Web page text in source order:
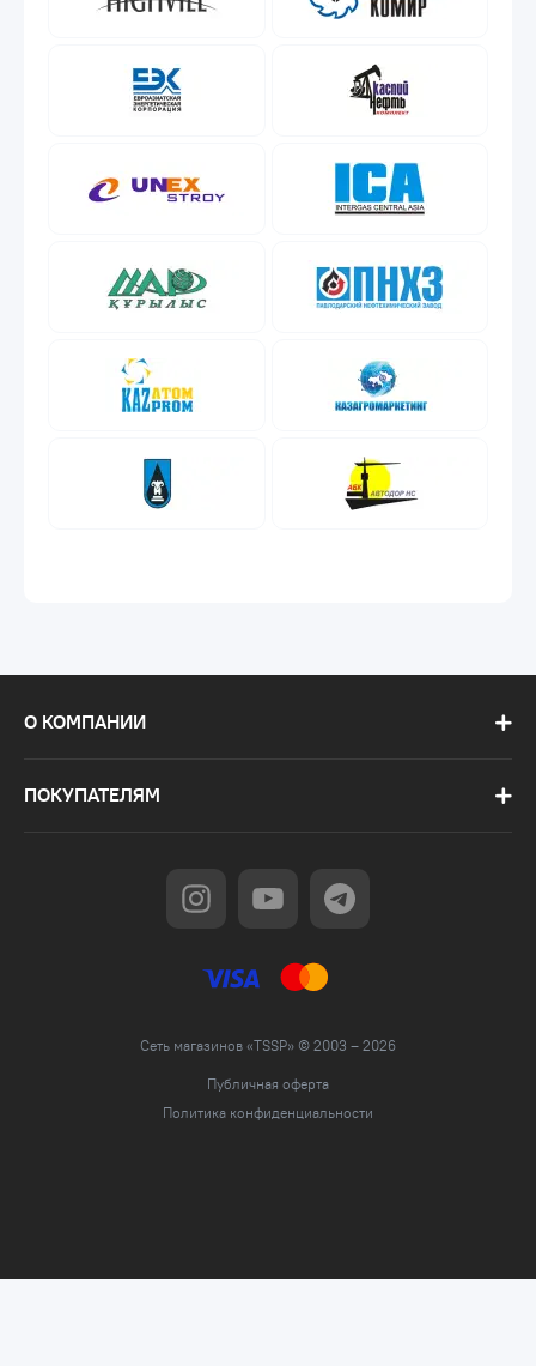
О КОМПАНИИ
ПОКУПАТЕЛЯМ
Сеть магазинов «TSSP» © 2003 – 2026
Публичная оферта
Политика конфиденциальности